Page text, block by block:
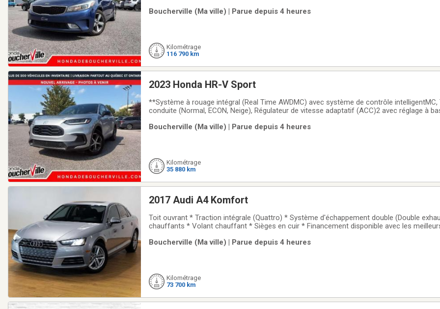
télescopique, Banquette arrière
Boucherville (Ma ville) | Parue depuis 4 heures
Kilométrage
116 790 km
2023 Honda HR-V Sport
**Système à rouage intégral (Real Time AWDMC) avec système de contrôle
conduite (Normal, ECON, Neige), Régulateur de vitesse adaptatif (ACC)2 avec réglage à
trafic transversal arrière, reconnaissance
Boucherville (Ma ville) | Parue depuis 4 heures
Kilométrage
35 880 km
2017 Audi A4 Komfort
Toit ouvrant * Traction intégrale (Quattro) * Système d'échappement double (Double
chauffants * Volant chauffant * Sièges en cuir * Financement disponible avec les
techniciens certifié. Profitez de la
Boucherville (Ma ville) | Parue depuis 4 heures
Kilométrage
73 700 km